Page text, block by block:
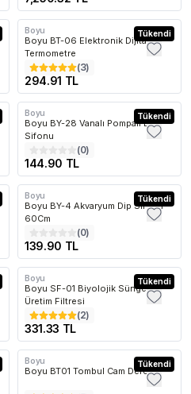
Tükendi
Boyu
Boyu BT-06 Elektronik Dijital
Termometre
(3)
294.91 TL
Tükendi
Boyu
Boyu BY-28 Vanalı Pompalı Dip
Sifonu
(0)
144.90 TL
Tükendi
Boyu
Boyu BY-4 Akvaryum Dip Sifonu
60Cm
(0)
139.90 TL
Tükendi
Boyu
Boyu SF-01 Biyolojik Süngerli
Üretim Filtresi
(2)
331.33 TL
Tükendi
Boyu
Boyu BT01 Tombul Cam Derece